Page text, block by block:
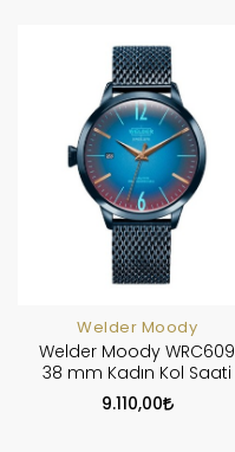
Welder Moody
Welder Moody WRC609
38 mm Kadın Kol Saati
9.110,00